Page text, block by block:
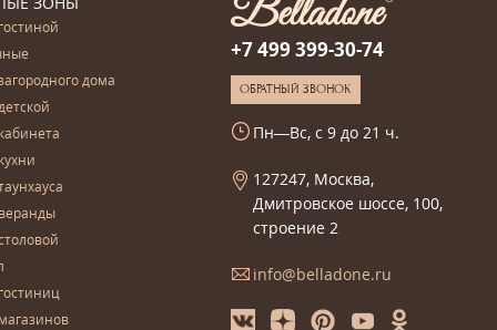
дома
+7 499 399-30-74
ОБРАТНЫЙ ЗВОНОК
Пн—Вс, с 9 до 21 ч.
127247, Москва,
Дмитровское шоссе, 100,
строение 2
info@belladone.ru